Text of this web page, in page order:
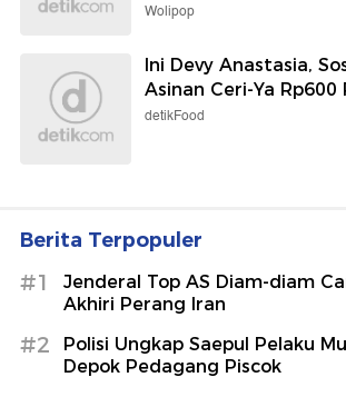
Wolipop
Ini Devy Anastasia,
Asinan Ceri-Ya Rp600
detikFood
Berita Terpopuler
#1
Jenderal Top AS Diam-diam
Akhiri Perang Iran
#2
Polisi Ungkap Saepul Pelaku
Depok Pedagang Piscok